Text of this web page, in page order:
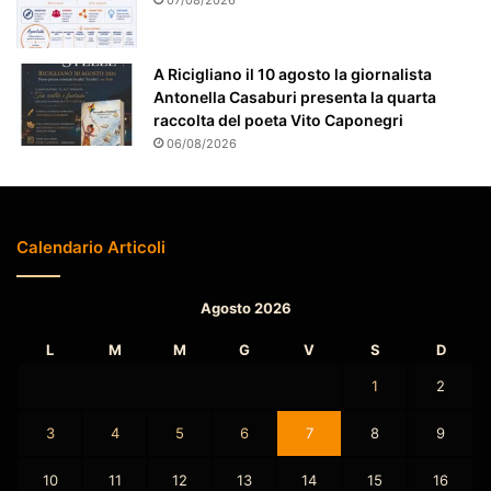
z
o
t
o
A Ricigliano il 10 agosto la giornalista
Antonella Casaburi presenta la quarta
raccolta del poeta Vito Caponegri
06/08/2026
Calendario Articoli
Agosto 2026
L M M G V S D
1 2
3 4 5 6 7 8 9
10 11 12 13 14 15 16